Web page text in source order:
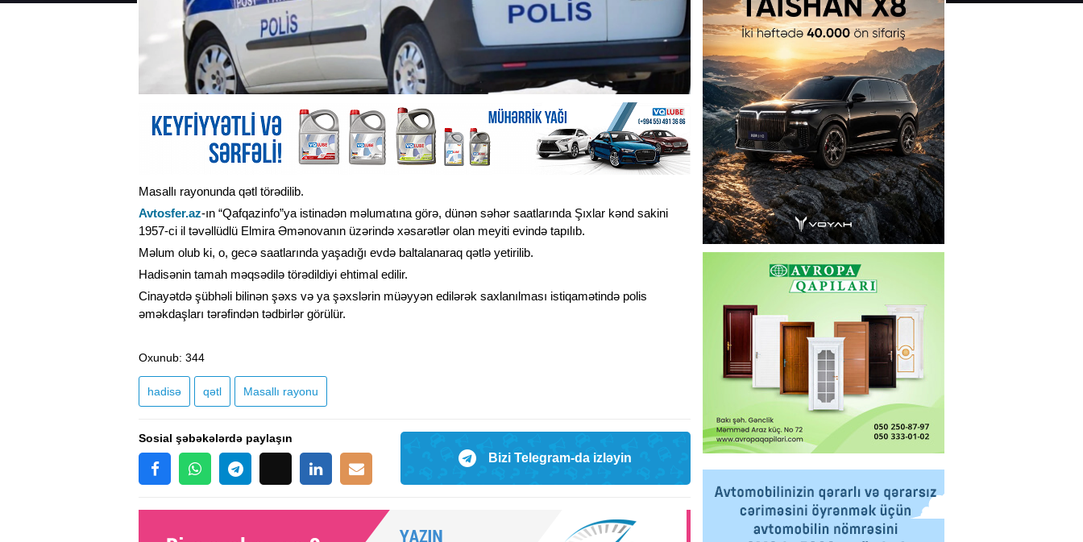
Masallı rayonunda qətl törədilib.
Avtosfer.az-ın “Qafqazinfo”ya istinadən məlumatına görə, dünən səhər saatlarında Şıxlar kənd sakini
1957-ci il təvəllüdlü Elmira Əmənovanın üzərində xəsarətlər olan meyiti evində tapılıb.
Məlum olub ki, o, gecə saatlarında yaşadığı evdə baltalanaraq qətlə yetirilib.
Hadisənin tamah məqsədilə törədildiyi ehtimal edilir.
Cinayətdə şübhəli bilinən şəxs və ya şəxslərin müəyyən edilərək saxlanılması istiqamətində polis
əməkdaşları tərəfindən tədbirlər görülür.
Oxunub: 344
hadisə qətl Masallı rayonu
Sosial şəbəkələrdə paylaşın
Bizi Telegram-da izləyin